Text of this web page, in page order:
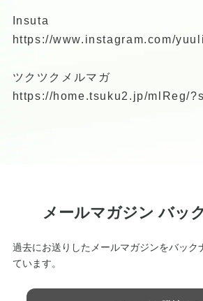
Insuta
https://www.instagram.com/
ツクツクメルマガ
https://home.tsuku2.jp/mlReg/
メールマガジン バッ
過去にお送りしたメールマガジンをバック
ています。